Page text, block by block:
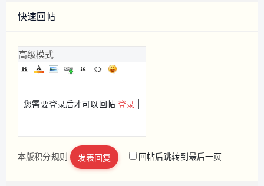
快速回帖
高级模式
您需要登录后才可以回帖登录
立即注册
本版积分规则 发表回复 回帖后跳转到最后一页